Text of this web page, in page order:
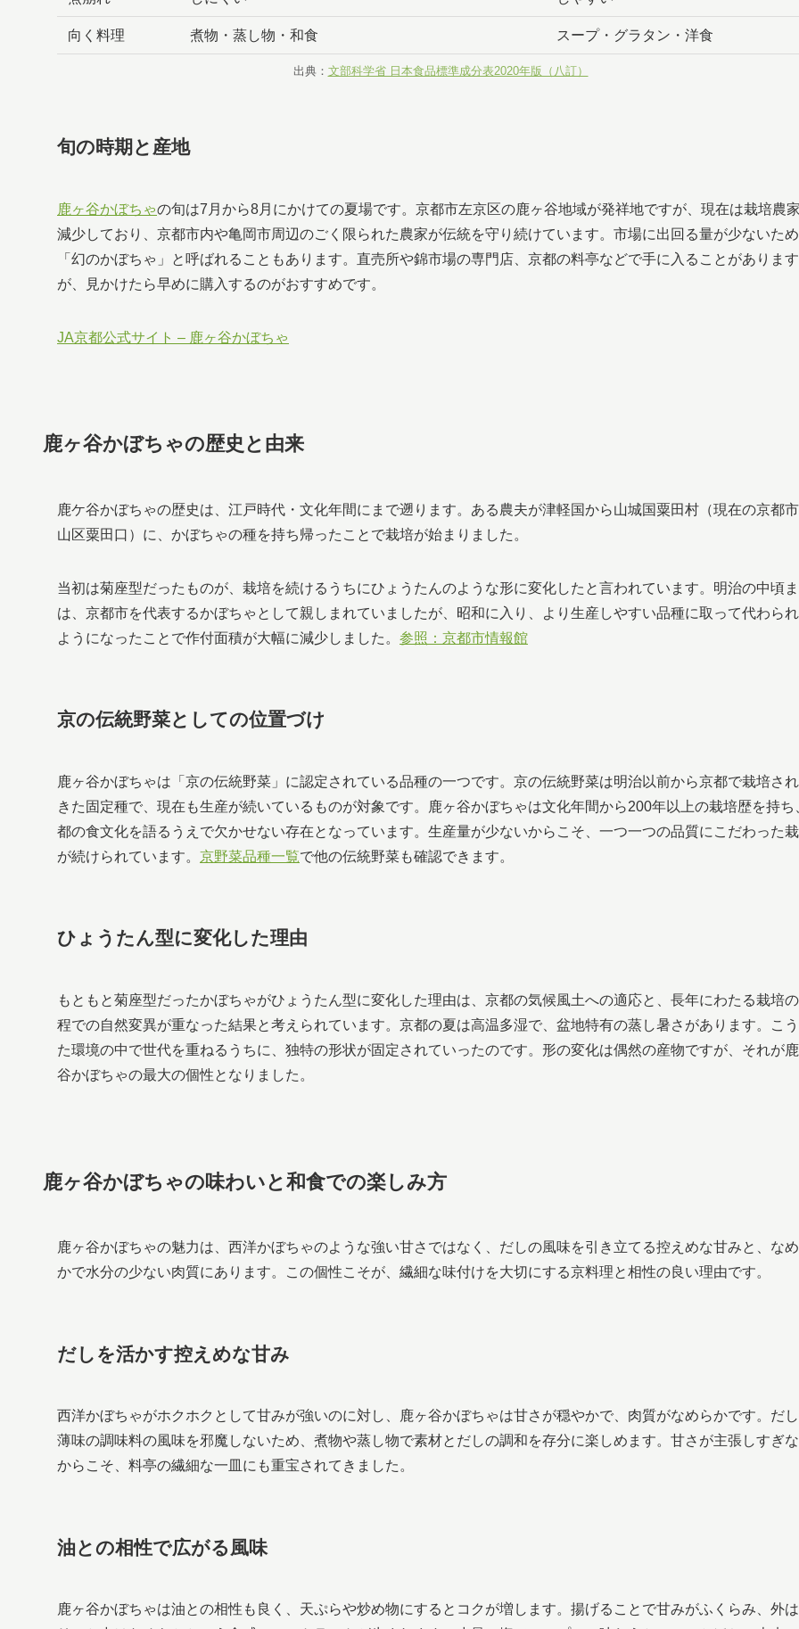
向く料理 煮物・蒸し物・和食 スープ・グラタン・洋食
出典： 文部科学省 日本食品標準成分表2020年版（八訂）
旬の時期と産地
鹿ヶ谷かぼちゃの旬は7月から8月にかけての夏場です。京都市左京区の鹿ヶ谷地域が発祥地ですが、現在は栽培農
減少しており、京都市内や亀岡市周辺のごく限られた農家が伝統を守り続けています。市場に出回る量が少ないため
「幻のかぼちゃ」と呼ばれることもあります。直売所や錦市場の専門店、京都の料亭などで手に入ることがあります
が、見かけたら早めに購入するのがおすすめです。
JA京都公式サイト – 鹿ヶ谷かぼちゃ
鹿ヶ谷かぼちゃの歴史と由来
鹿ケ谷かぼちゃの歴史は、江戸時代・文化年間にまで遡ります。ある農夫が津軽国から山城国粟田村（現在の京都
山区粟田口）に、かぼちゃの種を持ち帰ったことで栽培が始まりました。
当初は菊座型だったものが、栽培を続けるうちにひょうたんのような形に変化したと言われています。明治の中頃
は、京都市を代表するかぼちゃとして親しまれていましたが、昭和に入り、より生産しやすい品種に取って代わら
ようになったことで作付面積が大幅に減少しました。 参照：京都市情報館
京の伝統野菜としての位置づけ
鹿ヶ谷かぼちゃは「京の伝統野菜」に認定されている品種の一つです。京の伝統野菜は明治以前から京都で栽培さ
きた固定種で、現在も生産が続いているものが対象です。鹿ヶ谷かぼちゃは文化年間から200年以上の栽培歴を持ち
都の食文化を語るうえで欠かせない存在となっています。生産量が少ないからこそ、一つ一つの品質にこだわった
が続けられています。 京野菜品種一覧で他の伝統野菜も確認できます。
ひょうたん型に変化した理由
もともと菊座型だったかぼちゃがひょうたん型に変化した理由は、京都の気候風土への適応と、長年にわたる栽培
程での自然変異が重なった結果と考えられています。京都の夏は高温多湿で、盆地特有の蒸し暑さがあります。こ
た環境の中で世代を重ねるうちに、独特の形状が固定されていったのです。形の変化は偶然の産物ですが、それが
谷かぼちゃの最大の個性となりました。
鹿ヶ谷かぼちゃの味わいと和食での楽しみ方
鹿ヶ谷かぼちゃの魅力は、西洋かぼちゃのような強い甘さではなく、だしの風味を引き立てる控えめな甘みと、な
かで水分の少ない肉質にあります。この個性こそが、繊細な味付けを大切にする京料理と相性の良い理由です。
だしを活かす控えめな甘み
西洋かぼちゃがホクホクとして甘みが強いのに対し、鹿ヶ谷かぼちゃは甘さが穏やかで、肉質がなめらかです。だ
薄味の調味料の風味を邪魔しないため、煮物や蒸し物で素材とだしの調和を存分に楽しめます。甘さが主張しすぎ
からこそ、料亭の繊細な一皿にも重宝されてきました。
油との相性で広がる風味
鹿ヶ谷かぼちゃは油との相性も良く、天ぷらや炒め物にするとコクが増します。揚げることで甘みがふくらみ、外